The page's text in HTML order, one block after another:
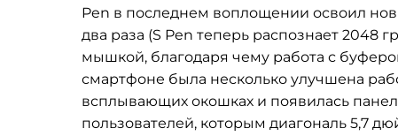
Pen в последнем воплощении освоил
два раза (S Pen теперь распознает 2048
мышкой, благодаря чему работа с
смартфоне была несколько улучшена
всплывающих окошках и появилась
пользователей, которым диагональ 5,7